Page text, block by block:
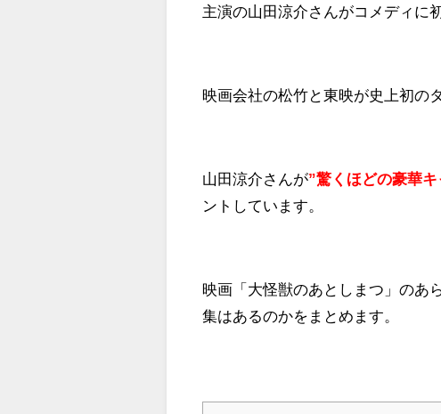
主演の山田涼介さんがコメディに
映画会社の松竹と東映が史上初の
山田涼介さんが”驚くほどの豪華キ
ントしています。
映画「大怪獣のあとしまつ」のあ
集はあるのかをまとめます。